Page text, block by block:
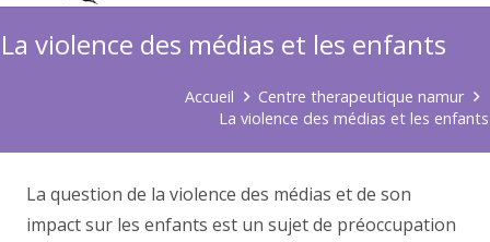
La violence des médias et les enfants
Accueil
Centre therapeutique namur
La violence des médias et les enfants
La question de la violence des médias et de son
impact sur les enfants est un sujet de préoccupation